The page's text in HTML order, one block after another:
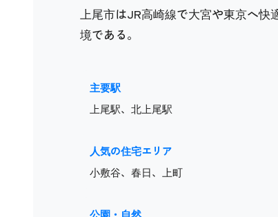
上尾市はJR高崎線で大宮や東京へ快
境である。
主要駅
上尾駅、北上尾駅
人気の住宅エリア
小敷谷、春日、上町
公園・自然